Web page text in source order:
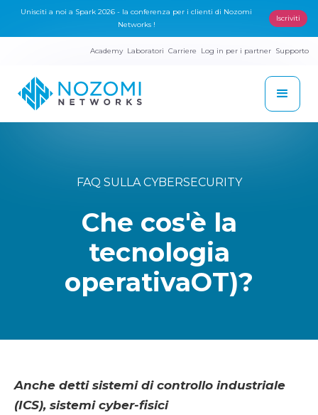
Unisciti a noi a Spark 2026 - la conferenza per i clienti di Nozomi
Networks !
Iscriviti
Academy Laboratori Carriere Log in per i partner Supporto
FAQ SULLA CYBERSECURITY
Che cos'è la
tecnologia
operativaOT)?
Anche detti sistemi di controllo industriale
(ICS), sistemi cyber-fisici